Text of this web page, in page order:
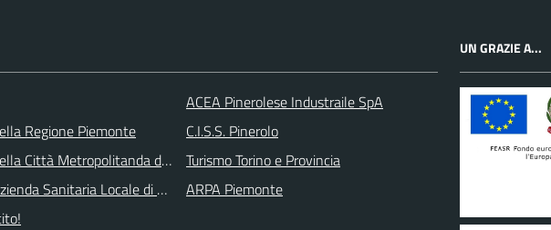
Regione Piemonte
Città Metropolitanda di Torino
Sanitaria Locale di Collegno e Pinerolo
ACEA Pinerolese Industraile SpA
C.I.S.S. Pinerolo
Turismo Torino e Provincia
ARPA Piemonte
UN GRAZIE A...